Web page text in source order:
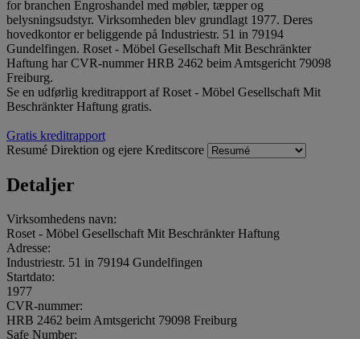
for branchen Engroshandel med møbler, tæpper og
belysningsudstyr. Virksomheden blev grundlagt 1977. Deres
hovedkontor er beliggende på Industriestr. 51 in 79194
Gundelfingen. Roset - Möbel Gesellschaft Mit Beschränkter
Haftung har CVR-nummer HRB 2462 beim Amtsgericht 79098
Freiburg.
Se en udførlig kreditrapport af Roset - Möbel Gesellschaft Mit
Beschränkter Haftung gratis.
Gratis kreditrapport
Resumé Direktion og ejere Kreditscore
Detaljer
Virksomhedens navn:
Roset - Möbel Gesellschaft Mit Beschränkter Haftung
Adresse:
Industriestr. 51 in 79194 Gundelfingen
Startdato:
1977
CVR-nummer:
HRB 2462 beim Amtsgericht 79098 Freiburg
Safe Number: